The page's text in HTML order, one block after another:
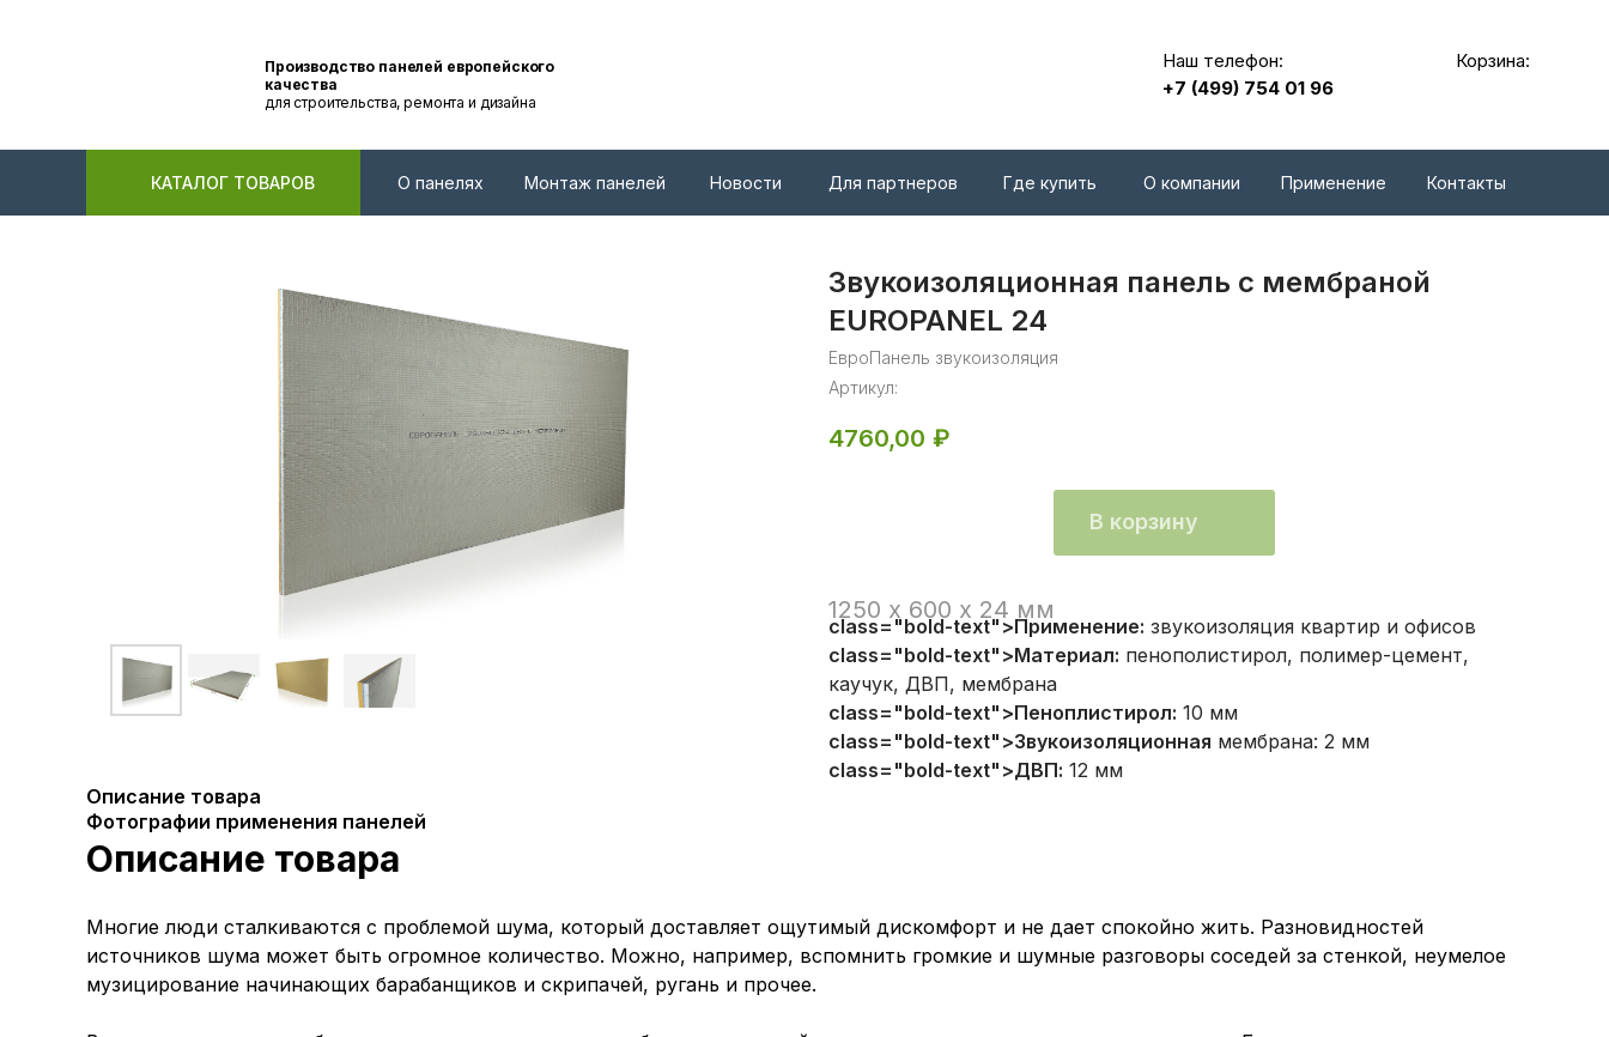
Производство панелей европейского
качества
для строительства, ремонта и дизайна
Наш телефон:
+7 (499) 754 01 96
Корзина:
КАТАЛОГ ТОВАРОВ О панелях Монтаж панелей Новости Где купить О компании Применение Контакты
Для партнеров
Звукоизоляционная панель c мембраной
EUROPANEL 24
ЕвроПанель звукоизоляция
Артикул:
4760,00 ₽
В корзину
1250 х 600 х 24 мм
пенополистирол, полимер-цементная смесь, каучук, ДВП
звукоизоляция стен, потолков
class="bold-text">Применение: звукоизоляция квартир и офисов
class="bold-text">Материал: пенополистирол, полимер-цемент,
каучук, ДВП, мембрана
class="bold-text">Пеноплистирол: 10 мм
class="bold-text">Звукоизоляционная мембрана: 2 мм
class="bold-text">ДВП: 12 мм
Описание товара
Фотографии применения панелей
Описание товара
Многие люди сталкиваются с проблемой шума, который доставляет ощутимый дискомфорт и не дает спокойно жить. Разновидностей
источников шума может быть огромное количество. Можно, например, вспомнить громкие и шумные разговоры соседей за стенкой, неумелое
музицирование начинающих барабанщиков и скрипачей, ругань и прочее.
Наш телефон:
+7 (499) 754-01-96